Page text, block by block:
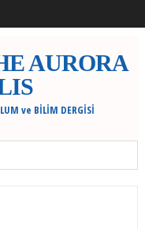
AURORA
ve BİLİM DERGİSİ